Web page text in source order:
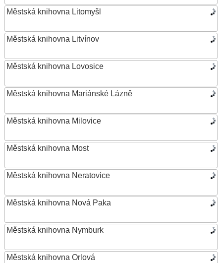
Městská knihovna Litomyšl
Městská knihovna Litvínov
Městská knihovna Lovosice
Městská knihovna Mariánské Lázně
Městská knihovna Milovice
Městská knihovna Most
Městská knihovna Neratovice
Městská knihovna Nová Paka
Městská knihovna Nymburk
Městská knihovna Orlová